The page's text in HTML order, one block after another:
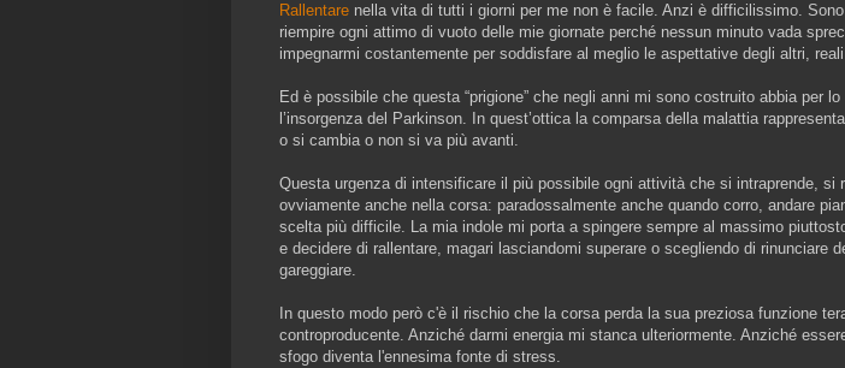
Rallentare nella vita di tutti i giorni per me non è facile. Anzi è difficilissimo.
riempire ogni attimo di vuoto delle mie giornate perché nessun minuto vada
impegnarmi costantemente per soddisfare al meglio le aspettative degli altri,
Ed è possibile che questa “prigione” che negli anni mi sono costruito abbia per
l’insorgenza del Parkinson. In quest’ottica la comparsa della malattia
o si cambia o non si va più avanti.
Questa urgenza di intensificare il più possibile ogni attività che si intraprende, si
ovviamente anche nella corsa: paradossalmente anche quando corro, andare
scelta più difficile. La mia indole mi porta a spingere sempre al massimo
e decidere di rallentare, magari lasciandomi superare o scegliendo di rinunciare
gareggiare.
In questo modo però c'è il rischio che la corsa perda la sua preziosa funzione
controproducente. Anziché darmi energia mi stanca ulteriormente. Anziché
sfogo diventa l'ennesima fonte di stress.